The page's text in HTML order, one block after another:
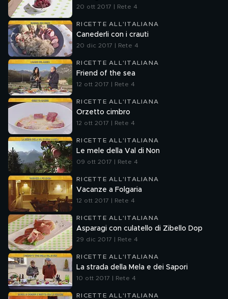
20 ott 2017 | Rete 4
RICETTE ALL'ITALIANA
Canederli con i crauti
20 dic 2017 | Rete 4
RICETTE ALL'ITALIANA
Friend of the sea
12 ott 2017 | Rete 4
RICETTE ALL'ITALIANA
Orzetto cimbro
12 ott 2017 | Rete 4
RICETTE ALL'ITALIANA
Le mele della Val di Non
09 ott 2017 | Rete 4
RICETTE ALL'ITALIANA
Vacanze a Folgaria
12 ott 2017 | Rete 4
RICETTE ALL'ITALIANA
Asparagi con culatello di Zibello Dop
29 dic 2017 | Rete 4
RICETTE ALL'ITALIANA
La strada della Mela e dei Sapori
10 ott 2017 | Rete 4
RICETTE ALL'ITALIANA